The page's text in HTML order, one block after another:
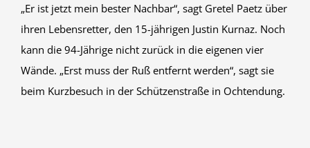
„Er ist jetzt mein bester Nachbar“, sagt Gretel Paetz über
ihren Lebensretter, den 15-jährigen Justin Kurnaz. Noch
kann die 94-Jährige nicht zurück in die eigenen vier
Wände. „Erst muss der Ruß entfernt werden“, sagt sie
beim Kurzbesuch in der Schützenstraße in Ochtendung.